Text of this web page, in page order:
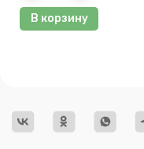
В корзину